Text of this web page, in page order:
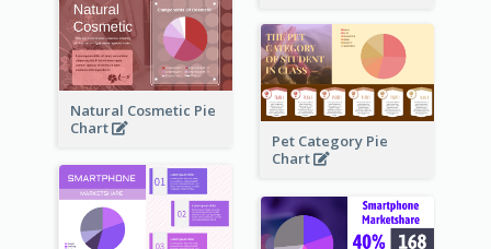
Natural Cosmetic Pie
Chart
Pet Category Pie
Chart